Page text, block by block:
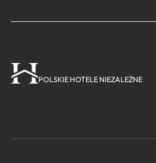
POLSKIE HOTELE NIEZALEŻNE